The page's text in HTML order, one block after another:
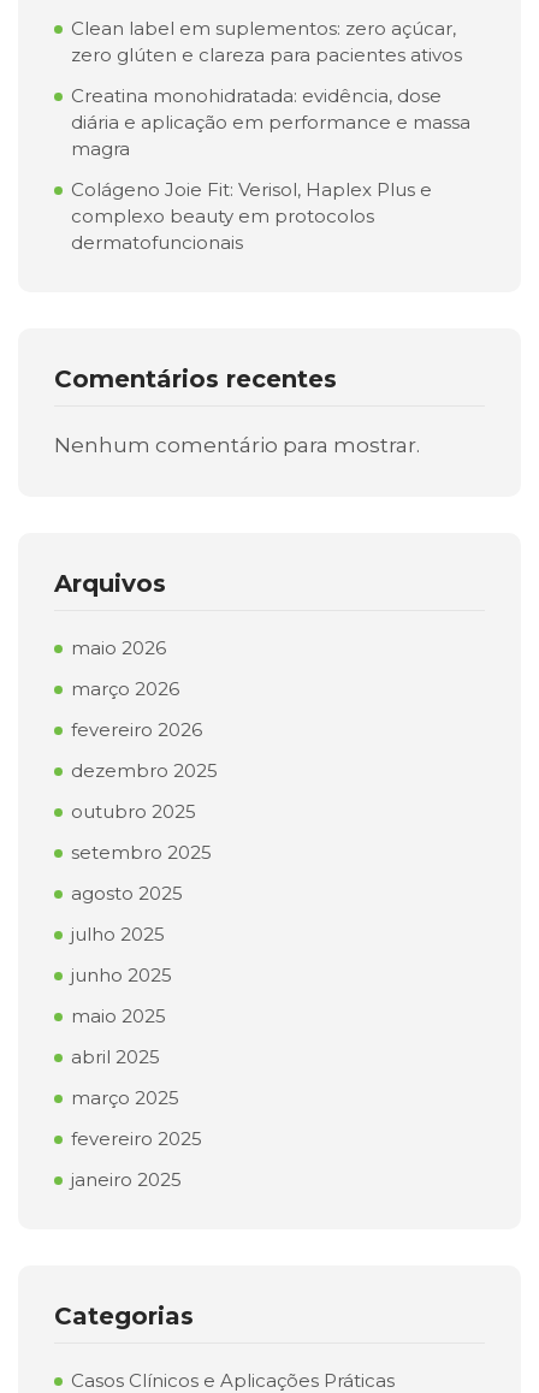
Clean label em suplementos: zero açúcar,
zero glúten e clareza para pacientes ativos
Creatina monohidratada: evidência, dose
diária e aplicação em performance e massa
magra
Colágeno Joie Fit: Verisol, Haplex Plus e
complexo beauty em protocolos
dermatofuncionais
Comentários recentes
Nenhum comentário para mostrar.
Arquivos
maio 2026
março 2026
fevereiro 2026
dezembro 2025
outubro 2025
setembro 2025
agosto 2025
julho 2025
junho 2025
maio 2025
abril 2025
março 2025
fevereiro 2025
janeiro 2025
Categorias
Casos Clínicos e Aplicações Práticas